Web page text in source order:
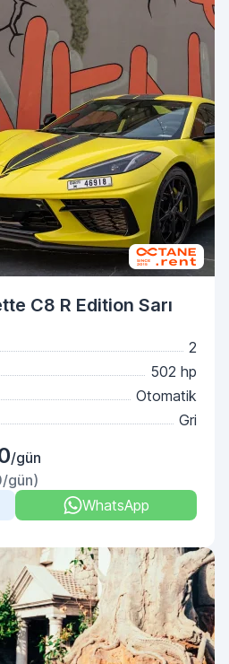
C8 R Edition Sarı
2
502 hp
Otomatik
Gri
/gün
gün)
WhatsApp